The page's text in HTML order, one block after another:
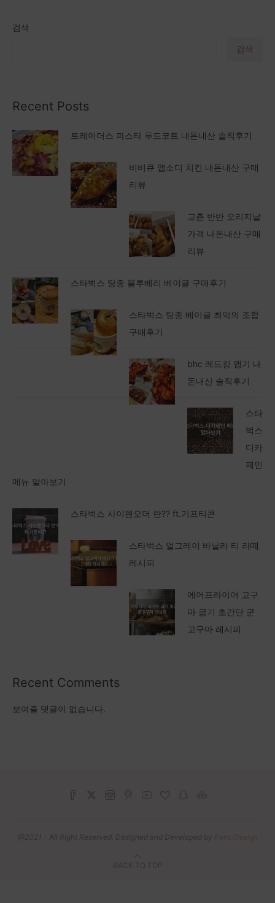
검색
검색
Recent Posts
트레이더스 파스타 푸드코트 내돈내산 솔직후기
비비큐 맵소디 치킨 내돈내산 구매
리뷰
교촌 반반 오리지날
가격 내돈내산 구매
리뷰
스타벅스 탕종 블루베리 베이글 구매후기
스타벅스 탕종 베이글 최악의 조합
구매후기
bhc 레드킹 맵기 내
돈내산 솔직후기
스타
벅스
디카
페인
메뉴 알아보기
스타벅스 사이렌오더 란?? ft.기프티콘
스타벅스 얼그레이 바닐라 티 라떼
레시피
에어프라이어 고구
마 굽기 초간단 군
고구마 레시피
Recent Comments
보여줄 댓글이 없습니다.
@2021 - All Right Reserved. Designed and Developed by
BACK TO TOP